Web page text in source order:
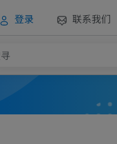
登录 联系我们